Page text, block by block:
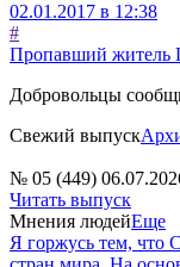
02.01.2017 в 12:38
#
Пропавший житель
Добровольцы
Свежий выпуск
№ 05 (449)
Читать выпуск
Мнения людейЕще
Я горжусь тем,